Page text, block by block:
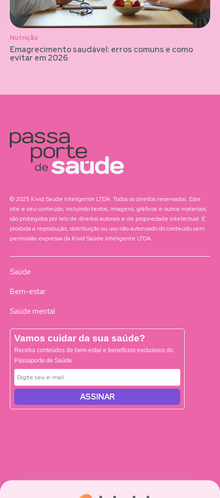
Nutrição
Emagrecimento saudável: erros comuns e como
evitar em 2026
© 2025 Kivid Saúde Inteligente LTDA. Todos os direitos reservados. Este
site e seu conteúdo, incluindo textos, imagens, gráficos e outros materiais,
são protegidos por leis de direitos autorais e de propriedade intelectual. É
proibida a reprodução, distribuição ou uso não autorizado do conteúdo sem
permissão expressa da Kivid Saúde Inteligente LTDA.
Saúde
Bem-estar
Saúde mental
Vamos cuidar da sua saúde?
Receba conteúdos de bem-estar e benefícios exclusivos do
Passaporte de Saúde.
ASSINAR